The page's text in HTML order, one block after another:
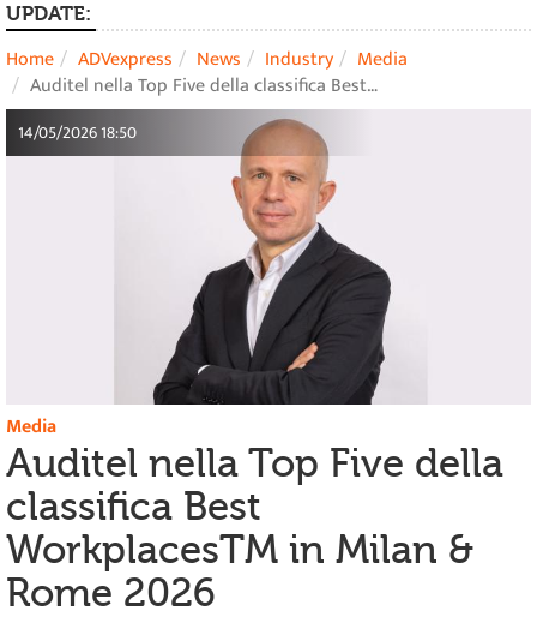
UPDATE:
Home ADVexpress News Industry
Media
Auditel nella Top Five della classifica Best…
14/05/2026 18:50
Media
Auditel nella Top Five della
classifica Best
WorkplacesTM in Milan &
Rome 2026